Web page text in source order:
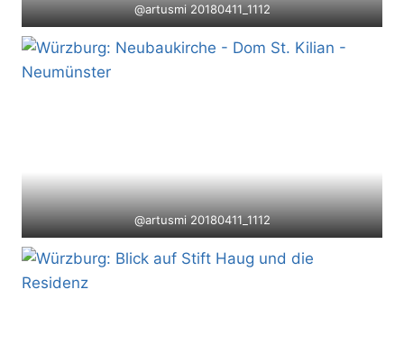
@artusmi 20180411_1112
@artusmi 20180411_1112